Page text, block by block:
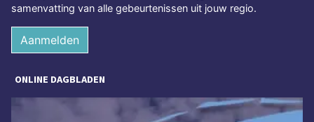
samenvatting van alle gebeurtenissen uit jouw regio.
Aanmelden
ONLINE DAGBLADEN